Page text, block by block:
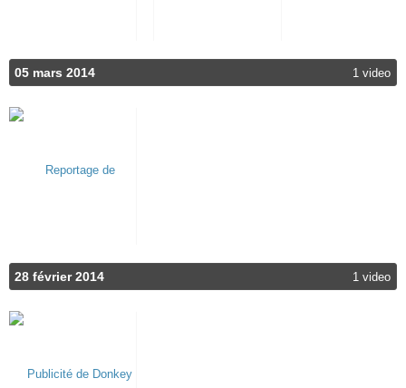
05 mars 2014 1 video
28 février 2014 1 video